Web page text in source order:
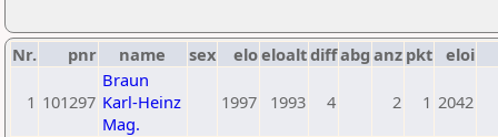
Nr. pnr name sex eloeloaltdiffabg anz pkt eloi
1 101297
Braun
Karl-Heinz
Mag.
1997 1993 4 2 1 2042